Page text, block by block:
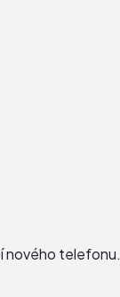
nového telefonu.